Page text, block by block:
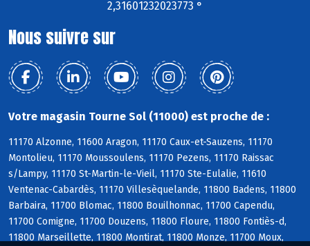
2,31601232023773 °
Nous suivre sur
Votre magasin Tourne Sol (11000) est proche de :
11170 Alzonne, 11600 Aragon, 11170 Caux-et-Sauzens, 11170
Montolieu, 11170 Moussoulens, 11170 Pezens, 11170 Raissac
s/Lampy, 11170 St-Martin-le-Vieil, 11170 Ste-Eulalie, 11610
Ventenac-Cabardès, 11170 Villesèquelande, 11800 Badens, 11800
Barbaira, 11700 Blomac, 11800 Bouilhonnac, 11700 Capendu,
11700 Comigne, 11700 Douzens, 11800 Floure, 11800 Fontiès-d,
11800 Marseillette, 11800 Montirat, 11800 Monze, 11700 Moux,